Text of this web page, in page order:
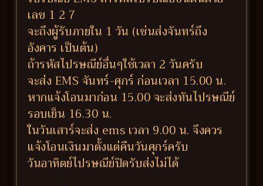
เลข 1 2 7
จะถึงผู้รับภายใน 1 วัน (เช่นส่งจันทร์ถึง
อังคาร เป็นต้น)
ถ้ารหัสไปรษณีย์อื่นๆใช้เวลา 2 วันครับ
จะส่ง EMS จันทร์-ศุกร์ ก่อนเวลา 15.00 น.
หากแจ้งโอนมาก่อน 15.00 จะส่งทันไปรษณีย์
รอบเย็น 16.30 น.
ในวันเสาร์จะส่ง ems เวลา 9.00 น. จึงควร
แจ้งโอนเงินมาตั้งแต่คืนวันศุกร์ครับ
วันอาทิตย์ไปรษณีย์ปิดรับส่งไม่ได้